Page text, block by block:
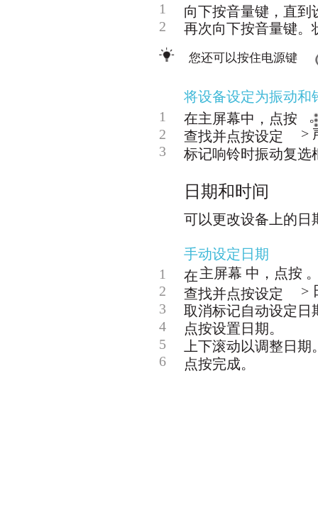
1
向下按音量键，直到
2
再次向下按音量键。
您还可以按住电源键
将设备设定为振动和
1
在主屏幕中，点按
2
查找并点按设定
>
3
标记响铃时振动复选
日期和时间
可以更改设备上的日
手动设定日期
1
在主屏幕 中，点按
2
查找并点按设定
>
3
取消标记自动设定日
4
点按设置日期。
5
上下滚动以调整日期
6
点按完成。